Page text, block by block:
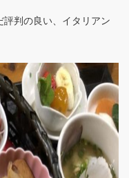
判の良い、イタリアン